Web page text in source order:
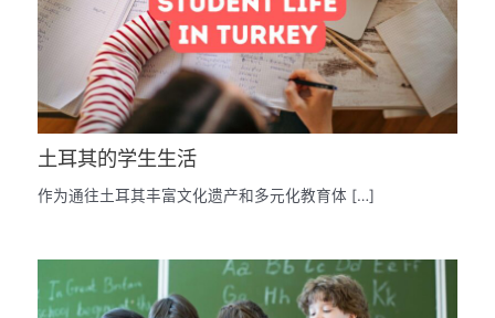
土耳其的学生生活
作为通往土耳其丰富文化遗产和多元化教育体 […]